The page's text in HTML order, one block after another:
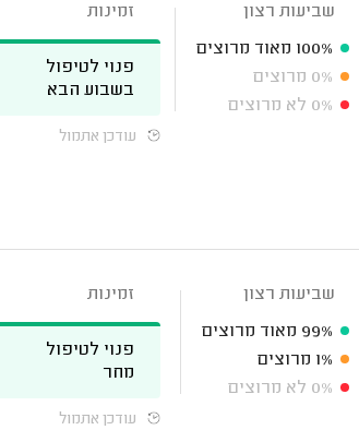
שביעות רצון
100% מאוד מרוצים
0% מרוצים
0% לא מרוצים
זמינות
פנוי לטיפול
בשבוע הבא
עודכן אתמול
שביעות רצון
99% מאוד מרוצים
1% מרוצים
0% לא מרוצים
זמינות
פנוי לטיפול
מחר
עודכן אתמול